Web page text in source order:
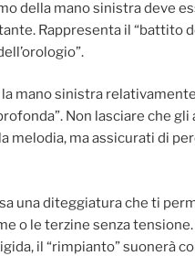
della mano sinistra deve
Rappresenta il “battito
mano sinistra relativamente
Non lasciare che gli
melodia, ma assicurati di
una diteggiatura che ti
o le terzine senza tensione.
il “rimpianto” suonerà